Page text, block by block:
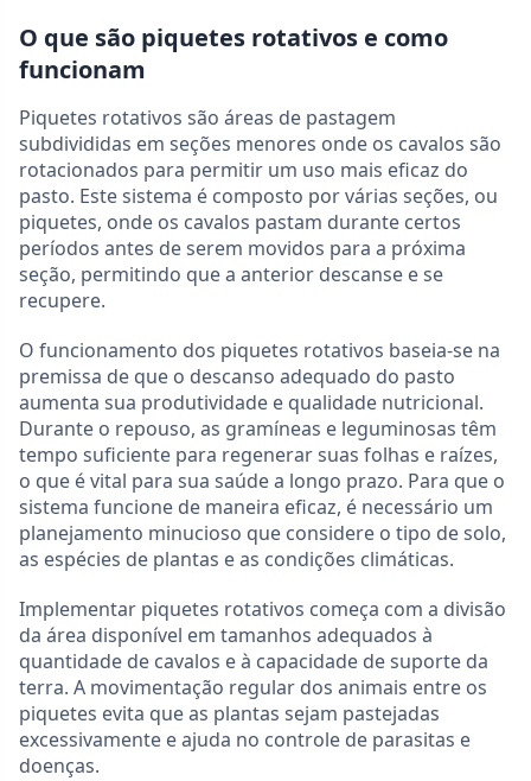
O que são piquetes rotativos e como
funcionam
Piquetes rotativos são áreas de pastagem
subdivididas em seções menores onde os cavalos são
rotacionados para permitir um uso mais eficaz do
pasto. Este sistema é composto por várias seções, ou
piquetes, onde os cavalos pastam durante certos
períodos antes de serem movidos para a próxima
seção, permitindo que a anterior descanse e se
recupere.
O funcionamento dos piquetes rotativos baseia-se na
premissa de que o descanso adequado do pasto
aumenta sua produtividade e qualidade nutricional.
Durante o repouso, as gramíneas e leguminosas têm
tempo suficiente para regenerar suas folhas e raízes,
o que é vital para sua saúde a longo prazo. Para que o
sistema funcione de maneira eficaz, é necessário um
planejamento minucioso que considere o tipo de solo,
as espécies de plantas e as condições climáticas.
Implementar piquetes rotativos começa com a divisão
da área disponível em tamanhos adequados à
quantidade de cavalos e à capacidade de suporte da
terra. A movimentação regular dos animais entre os
piquetes evita que as plantas sejam pastejadas
excessivamente e ajuda no controle de parasitas e
doenças.